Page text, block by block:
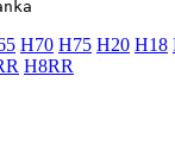
H70 H75 H20 H18
H8RR